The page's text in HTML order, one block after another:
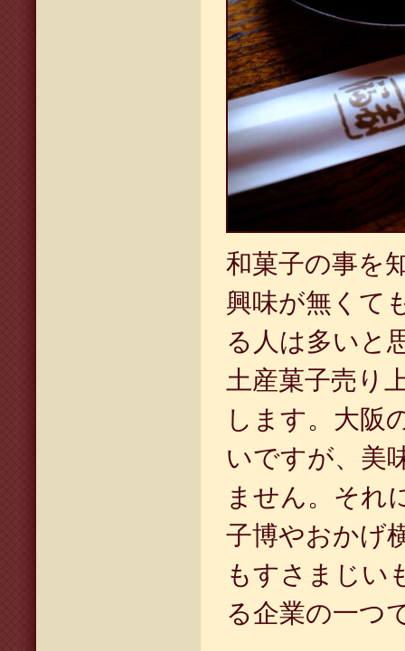
和菓子の事を
興味が無くて
る人は多いと
土産菓子売り
します。大阪
いですが、美
ません。それ
子博やおかげ
もすさまじい
る企業の一つ